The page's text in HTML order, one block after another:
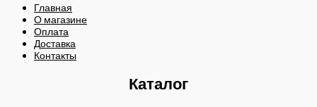
Главная
О магазине
Оплата
Доставка
Контакты
Каталог